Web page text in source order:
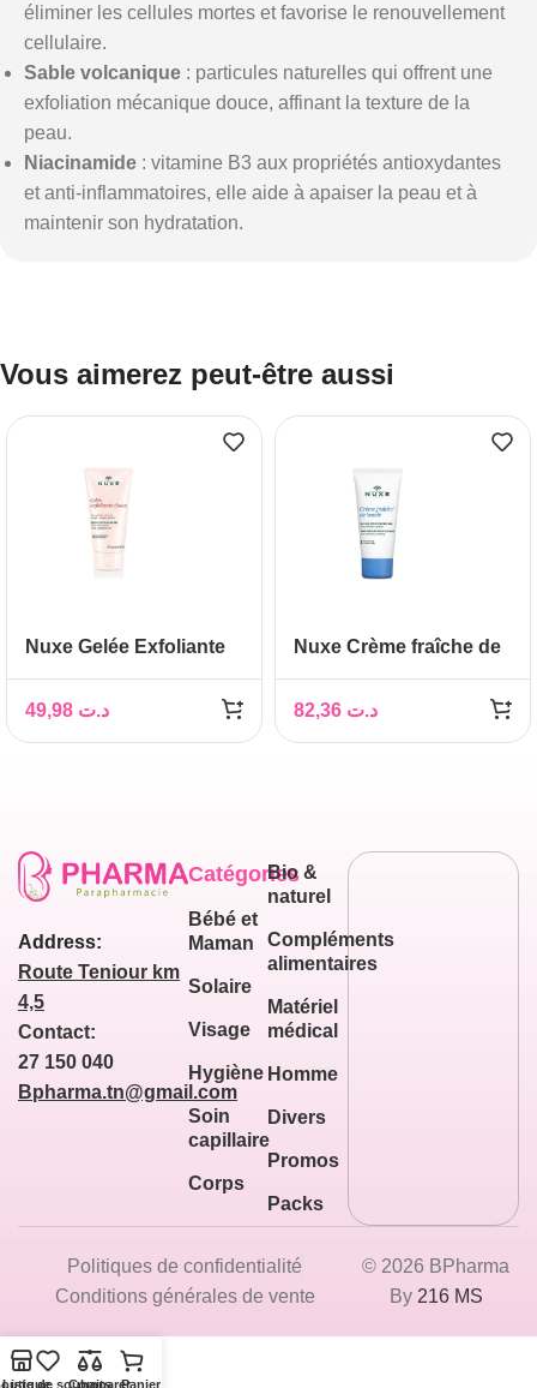
éliminer les cellules mortes et favorise le renouvellement
cellulaire.
Sable volcanique : particules naturelles qui offrent une
exfoliation mécanique douce, affinant la texture de la
peau.
Niacinamide : vitamine B3 aux propriétés antioxydantes
et anti-inflammatoires, elle aide à apaiser la peau et à
maintenir son hydratation.
Vous aimerez peut-être aussi
Nuxe Gelée Exfoliante
د.ت
Nuxe Crème fraîche de
hydratant 48h, 50 ml
د.ت
Address:
Route Teniour km
4,5
Contact:
27 150 040
Bpharma.tn@gmail.com
Catégories
Bébé et
Maman
Solaire
Visage
Hygiène
Soin
capillaire
Corps
Bio &
naturel
Compléments
alimentaires
Matériel
médical
Homme
Divers
Promos
Packs
© 2026 BPharma
By 216 MS
Politiques de confidentialité
Conditions générales de vente
Liste de souhaits
ComparerPanier